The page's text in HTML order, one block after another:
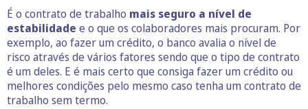
É o contrato de trabalho mais seguro a nível de
estabilidade e o que os colaboradores mais procuram. Por
exemplo, ao fazer um crédito, o banco avalia o nível de
risco através de vários fatores sendo que o tipo de contrato
é um deles. E é mais certo que consiga fazer um crédito ou
melhores condições pelo mesmo caso tenha um contrato de
trabalho sem termo.